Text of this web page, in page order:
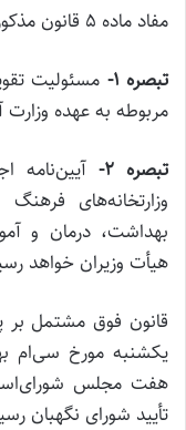
مفاد ماده ۵ قانون مذکور شامل این ماده نیز می‌شود:
تبصره ۱- مسئولیت
مربوطه به عهده
تبصره ۲-آیین‌نامه
وزارتخانه‌های
بهداشت، درمان و
هیأت وزیران خواهد
‌قانون فوق مشتمل بر
یکشنبه مورخ
تأیید شورای نگهبان